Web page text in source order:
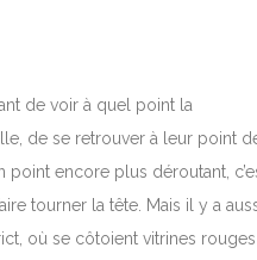
de voir à quel point la
de se retrouver à leur point
point encore plus déroutant,
tourner la tête. Mais il y a
où se côtoient vitrines